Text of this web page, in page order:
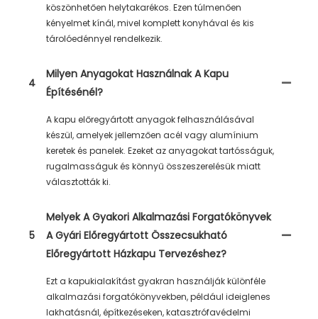
köszönhetően helytakarékos. Ezen túlmenően
kényelmet kínál, mivel komplett konyhával és kis
tárolóedénnyel rendelkezik.
4
Milyen Anyagokat Használnak A Kapu
Építésénél?
A kapu előregyártott anyagok felhasználásával
készül, amelyek jellemzően acél vagy alumínium
keretek és panelek. Ezeket az anyagokat tartósságuk,
rugalmasságuk és könnyű összeszerelésük miatt
választották ki.
5
Melyek A Gyakori Alkalmazási Forgatókönyvek
A Gyári Előregyártott Összecsukható
Előregyártott Házkapu Tervezéshez?
Ezt a kapukialakítást gyakran használják különféle
alkalmazási forgatókönyvekben, például ideiglenes
lakhatásnál, építkezéseken, katasztrófavédelmi